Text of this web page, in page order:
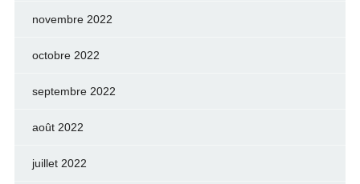
novembre 2022
octobre 2022
septembre 2022
août 2022
juillet 2022